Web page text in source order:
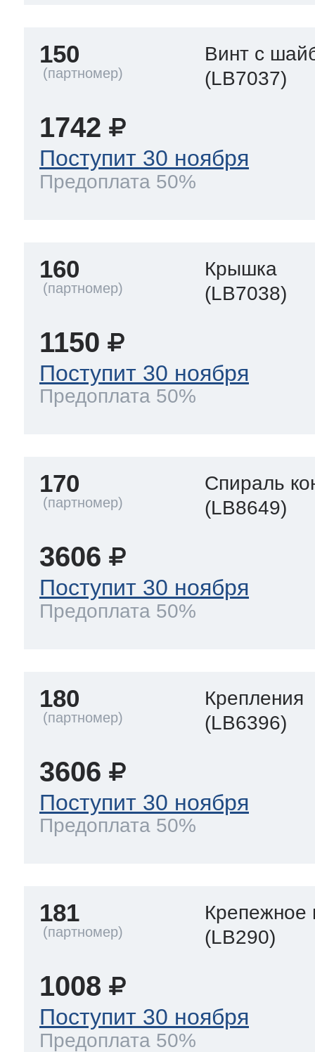
150
Винт с
(LB7037)
1742
Поступит 30 ноября
Предоплата 50%
160
Крышка
(LB7038)
1150
Поступит 30 ноября
Предоплата 50%
170
Спираль
(LB8649)
3606
Поступит 30 ноября
Предоплата 50%
180
Крепления
(LB6396)
3606
Поступит 30 ноября
Предоплата 50%
181
Крепежное
(LB290)
1008
Поступит 30 ноября
Предоплата 50%